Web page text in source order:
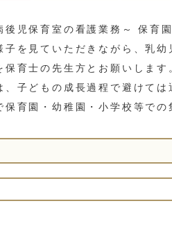
後児保育室の看護業務～ 保育
を見ていただきながら、乳幼
保育士の先生方とお願いします
子どもの成長過程で避けては
保育園・幼稚園・小学校等で